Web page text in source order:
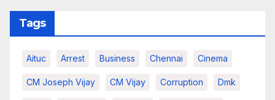
Tags
Aituc Arrest Business Chennai Cinema
CM Joseph Vijay CM Vijay Corruption Dmk